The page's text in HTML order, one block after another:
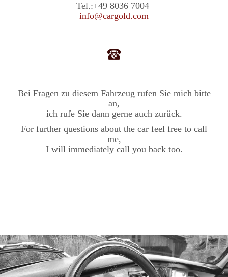
Tel.:+49 8036 7004
info@cargold.com
Bei Fragen zu diesem Fahrzeug rufen Sie mich bitte
an,
ich rufe Sie dann gerne auch zurück.
For further questions about the car feel free to call
me,
I will immediately call you back too.